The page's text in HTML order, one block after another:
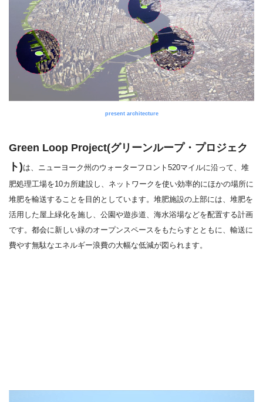
present architecture
Green Loop Project(グリーンループ・プロジェク
ト)は、ニューヨーク州のウォーターフロント520マイルに沿って、堆
肥処理工場を10カ所建設し、ネットワークを使い効率的にほかの場所に
堆肥を輸送することを目的としています。堆肥施設の上部には、堆肥を
活用した屋上緑化を施し、公園や遊歩道、海水浴場などを配置する計画
です。都会に新しい緑のオープンスペースをもたらすとともに、輸送に
費やす無駄なエネルギー浪費の大幅な低減が図られます。